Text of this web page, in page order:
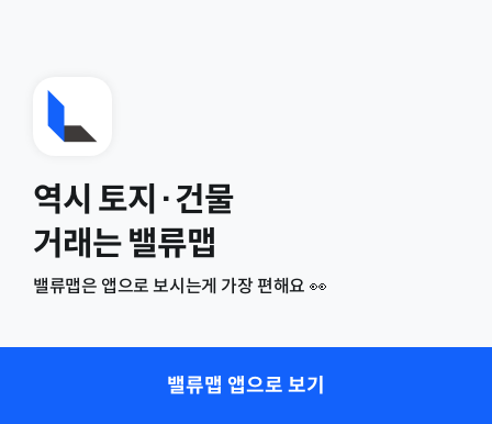
역시 토지·건물
거래는 밸류맵
밸류맵은 앱으로 보시는게 가장 편해요 👀
밸류맵 앱으로 보기